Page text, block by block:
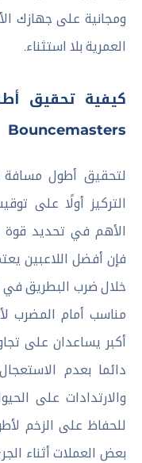
ومجانية على جهازك
العمرية بلا استثناء.
كيفية تحقيق
Bouncemasters
لتحقيق أطول
التركيز أولًا على
الأهم في تحديد قوة
فإن أفضل اللاعبين
خلال ضرب البطريق في
مناسب أمام المضرب
أكبر يساعدان على
دائما بعدم
والارتدادات على
للحفاظ على الزخم
بعض العملات أثناء